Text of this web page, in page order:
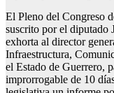
El Pleno del Congreso
suscrito por el diputado
exhorta al director
Infraestructura,
el Estado de Guerrero,
improrrogable de 10